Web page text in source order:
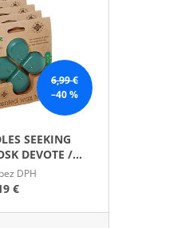
6,99 €
–40 %
SEEKING
DEVOTE /
SA
DPH
€